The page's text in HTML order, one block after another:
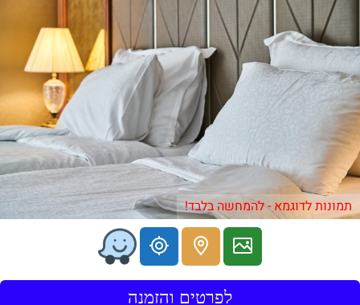
תמונות לדוגמא - להמחשה בלבד!
לפרטים והזמנה